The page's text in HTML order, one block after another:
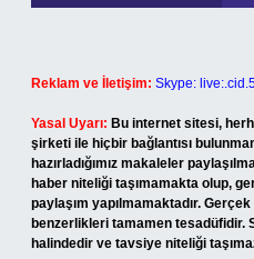
Reklam ve İletişim: Skype:
Yasal Uyarı: Bu internet sitesi,
şirketi ile hiçbir bağlantısı
hazırladığımız makaleler
haber niteliği taşımamakta olup,
paylaşım yapılmamaktadır.
benzerlikleri tamamen tesadüfidir.
halindedir ve tavsiye niteliği